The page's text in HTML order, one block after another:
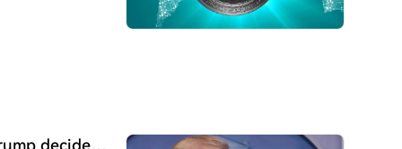
con Injective a
paso
decide